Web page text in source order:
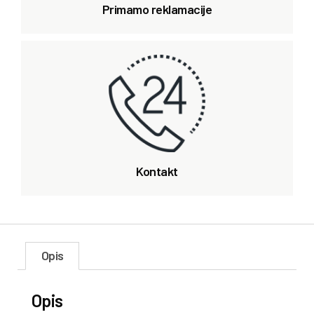
Primamo reklamacije
Kontakt
Opis
Opis